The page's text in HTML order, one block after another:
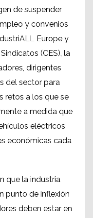
de suspender
y convenios
Europe y
(CES), la
dirigentes
del sector para
retos a los que se
a medida que
eléctricos
económicas cada
que la industria
punto de inflexión
deben estar en